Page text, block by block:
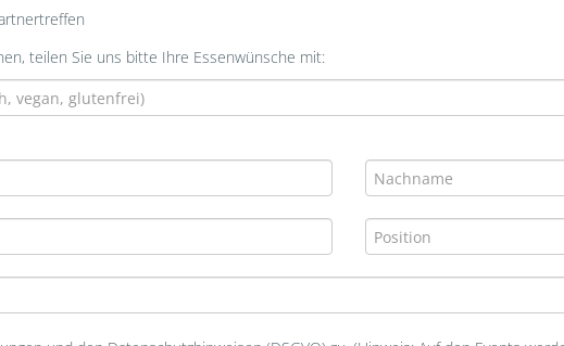
teilen Sie uns bitte Ihre Essenwünsche mit: